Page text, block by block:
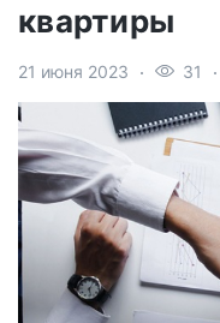
квартиры
21 июня 2023 31